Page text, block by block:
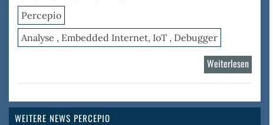
Percepio
Analyse , Embedded Internet, IoT , Debugger
Weiterlesenüber
Percepio
WEITERE NEWS PERCEPIO